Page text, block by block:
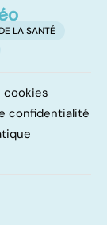
LA SANTÉ
cookies
confidentialité